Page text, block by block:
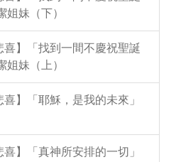
姐妹（下）
】「找到一間不慶祝聖誕
姐妹（上）
】「耶穌，是我的未來」
】「真神所安排的一切」